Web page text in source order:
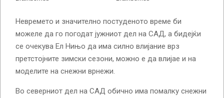
Невремето и значително постуденото време би
можеле да го погодат јужниот дел на САД, а бидејќи
се очекува Ел Нињо да има силно влијание врз
претстојните зимски сезони, можно е да влијае и на
моделите на снежни врнежи.
Во северниот дел на САД обично има помалку снежни